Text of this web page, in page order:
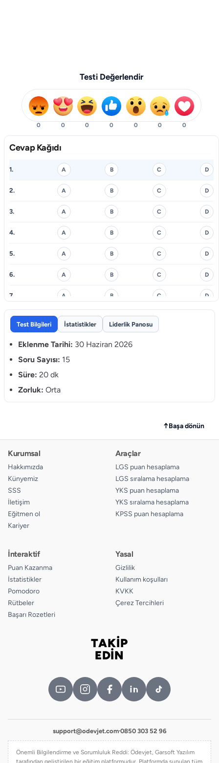
Testi Değerlendir
0 0 0 0 0 0 0
Cevap Kağıdı
1. A B C D
2. A B C D
3. A B C D
4. A B C D
5. A B C D
6. A B C D
7. A B C D
8. A B C
10. A
12. A B C D
15.
Test Bilgileri İstatistikler Liderlik Panosu
Eklenme Tarihi: 30 Haziran 2026
Soru Sayısı: 15
Süre: 20 dk
Zorluk: Orta
↑Başa dönün
Kurumsal
Hakkımızda
Künyemiz
SSS
İletişim
Eğitmen ol
Kariyer
Araçlar
LGS puan hesaplama
LGS sıralama hesaplama
YKS puan hesaplama
YKS sıralama hesaplama
KPSS puan hesaplama
İnteraktif
Puan Kazanma
İstatistikler
Pomodoro
Rütbeler
Başarı Rozetleri
Yasal
Gizlilik
Kullanım koşulları
KVKK
Çerez Tercihleri
TAKİP
EDİN
support@odevjet.com·0850 303 52 96
Önemli Bilgilendirme ve Sorumluluk Reddi: Ödevjet, Garsoft Yazılım
tarafından geliştirilen bir eğitim platformudur. Platformda sunulan tüm